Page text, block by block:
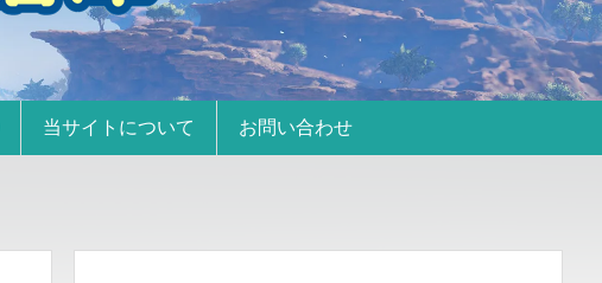
当サイトについて お問い合わせ